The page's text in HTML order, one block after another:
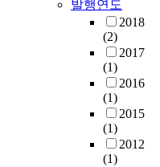
발행연도
2018
(2)
2017
(1)
2016
(1)
2015
(1)
2012
(1)